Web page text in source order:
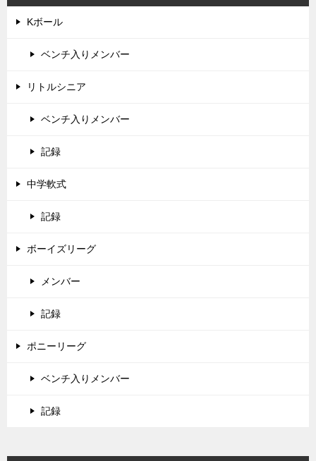
Kボール
ベンチ入りメンバー
リトルシニア
ベンチ入りメンバー
記録
中学軟式
記録
ボーイズリーグ
メンバー
記録
ポニーリーグ
ベンチ入りメンバー
記録